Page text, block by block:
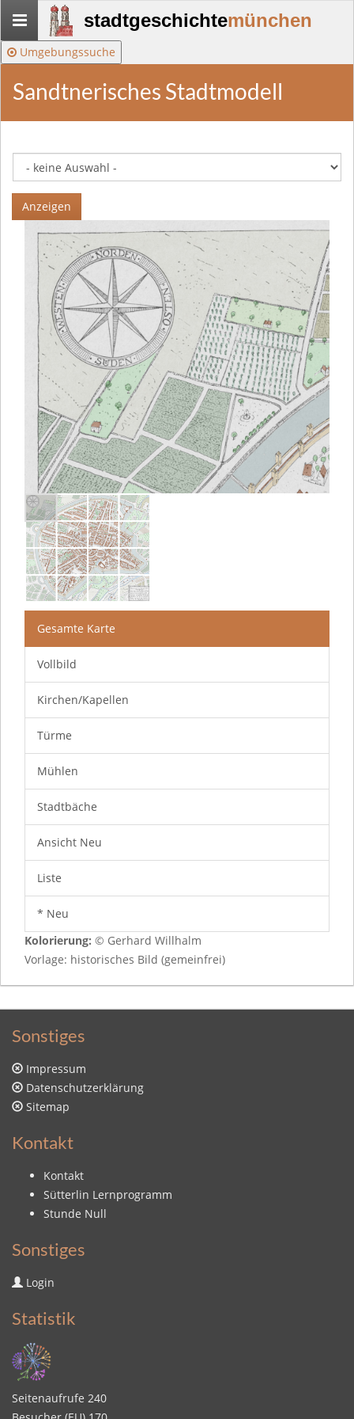
Stadtgeschichte-
München
stadtgeschichtemünchen
Umgebungssuche
Sandtnerisches Stadtmodell
Anzeigen
Gesamte Karte
Vollbild
Kirchen/Kapellen
Türme
Mühlen
Stadtbäche
Ansicht Neu
Liste
* Neu
Kolorierung: © Gerhard Willhalm
Vorlage: historisches Bild (gemeinfrei)
Sonstiges
Impressum
Datenschutzerklärung
Sitemap
Kontakt
Kontakt
Sütterlin Lernprogramm
Stunde Null
Sonstiges
Login
Statistik
Seitenaufrufe 240